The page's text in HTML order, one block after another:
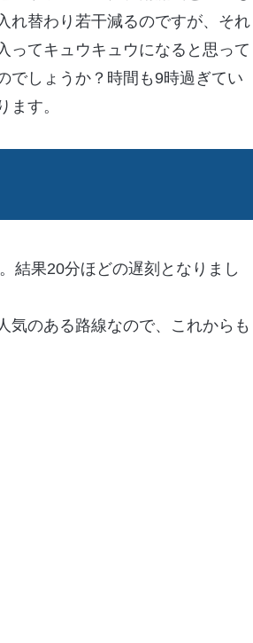
れ替わり若干減るのですが、それ
ってキュウキュウになると思って
でしょうか？時間も9時過ぎてい
す。
結果20分ほどの遅刻となりまし
気のある路線なので、これからも